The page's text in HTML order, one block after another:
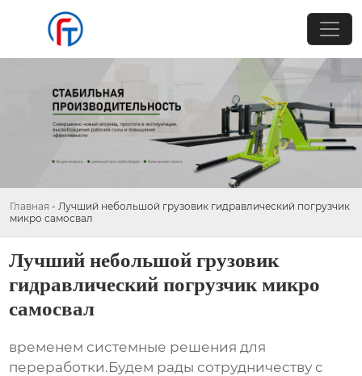
Главная - Лучший небольшой грузовик гидравлический погрузчик
микро самосвал
Лучший небольшой грузовик
гидравлический погрузчик микро
самосвал
временем системные решения для
переработки.Будем рады сотрудничеству с